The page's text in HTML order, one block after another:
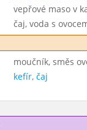
vepřové maso v
čaj, voda s
moučník, směs
kefír, čaj